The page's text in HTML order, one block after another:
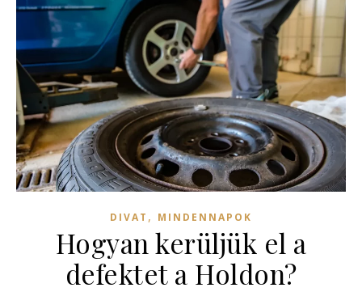
DIVAT , MINDENNAPOK
Hogyan kerüljük el a
defektet a Holdon?